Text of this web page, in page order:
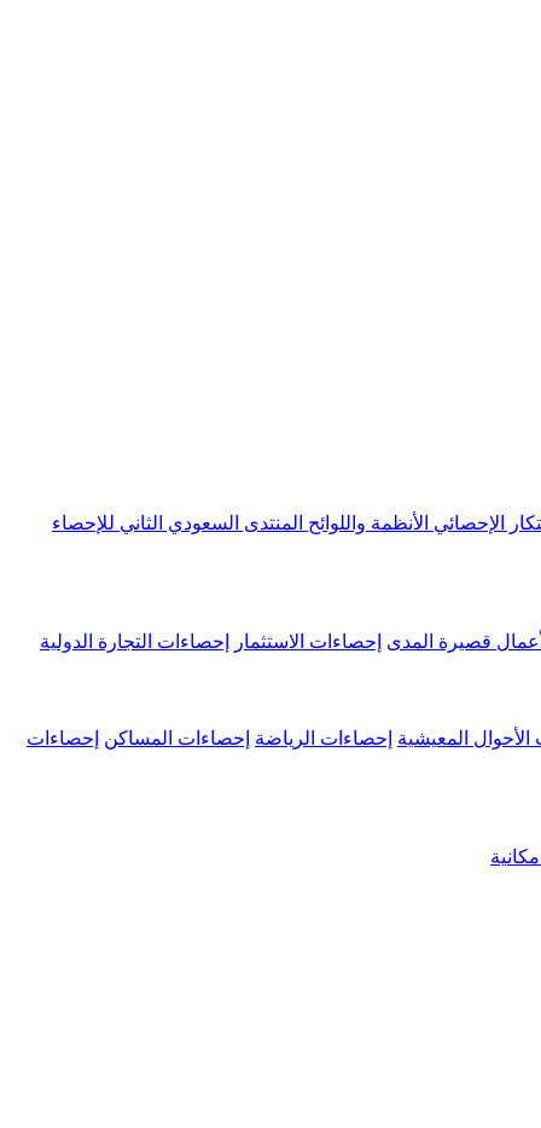
الإحصائي الأنظمة واللوائح المنتدى السعودي الثاني للإحصاء
قصيرة المدى إحصاءات الاستثمار إحصاءات التجارة الدولية
الأحوال المعيشية إحصاءات الرياضة إحصاءات المساكن إحصاءات